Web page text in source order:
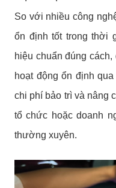
So với nhiều công
ổn định tốt trong thời
hiệu chuẩn đúng
hoạt động ổn định
chi phí bảo trì và nâng
tổ chức hoặc doanh
thường xuyên.